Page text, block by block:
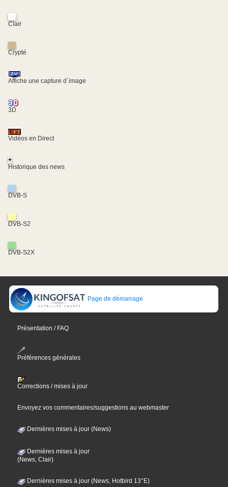
Clair
Crypté
Affiche une capture d´image
3D
Vidéos en Direct
+
Historique des news
DVB-S
DVB-S2
DVB-S2X
Page de démarrage
Présentation / FAQ
Préférences générales
Corrections / mises à jour
Envoyez vos commentaires/suggestions au webmaster
Dernières mises à jour (News)
Dernières mises à jour
(News, Clair)
Dernières mises à jour (News, Hotbird 13°E)